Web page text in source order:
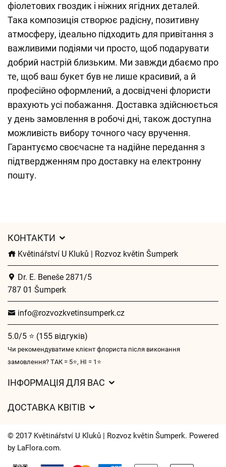
фіолетових гвоздик і ніжних ягідних деталей.
Така композиція створює радісну, позитивну
атмосферу, ідеально підходить для привітання з
важливими подіями чи просто, щоб подарувати
добрий настрій близьким. Ми завжди дбаємо про
те, щоб ваш букет був не лише красивий, а й
професійно оформлений, а досвідчені флористи
врахують усі побажання. Доставка здійснюється
у день замовлення в робочі дні, також доступна
можливість вибору точного часу вручення.
Гарантуємо своєчасне та надійне передання з
підтвердженням про доставку на електронну
пошту.
КОНТАКТИ
Květinářství U Kluků | Rozvoz květin Šumperk
Dr. E. Beneše 2871/5
787 01 Šumperk
info@rozvozkvetinsumperk.cz
5.0/5 ⭐ (155 відгуків)
Чи рекомендуватиме клієнт флориста після виконання
замовлення? ТАК = 5⭐, НІ = 1⭐
ІНФОРМАЦІЯ ДЛЯ ВАС
Захист персональних даних
Час доставки квітів – огляд можливостей
ДОСТАВКА КВІТІВ
Куди ми доставляємо квіти
© 2017 Květinářství U Kluků | Rozvoz květin Šumperk. Powered
by LaFlora.com.